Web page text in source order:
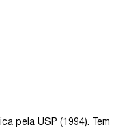
pela USP (1994). Tem